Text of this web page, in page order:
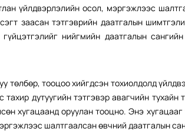
үйлдвэрлэлийн осол, мэргэжлээс
заасан тэтгэврийн даатгалын
нийгмийн даатгалын сангийн
төлбөр, тооцоо хийгдсэн тохиолдолд
дутуугийн тэтгэвэр авагчийн тухайн
хугацаанд оруулан тооцно. Энэ
шалтгаалсан өвчний даатгалын